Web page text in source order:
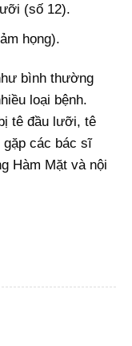
(số 12).
họng).
bình thường
loại bệnh.
tê đầu lưỡi, tê
gặp các bác sĩ
Hàm Mặt và nội